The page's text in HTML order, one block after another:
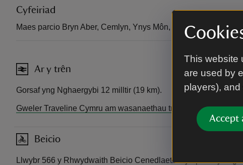
This website
are used by
players),
Accept
Cyfeiriad
Maes parcio Bryn Aber, Cemlyn, Ynys Môn, Cymru, LL67 0DY.
Ar y trên
Gorsaf yng Nghaergybi 12 milltir (19 km).
Gweler Traveline Cymru am wasanaethau trên
Beicio
Llwybr 566 y Rhwydwaith Beicio Cenedlaethol yn pasio yn agos.